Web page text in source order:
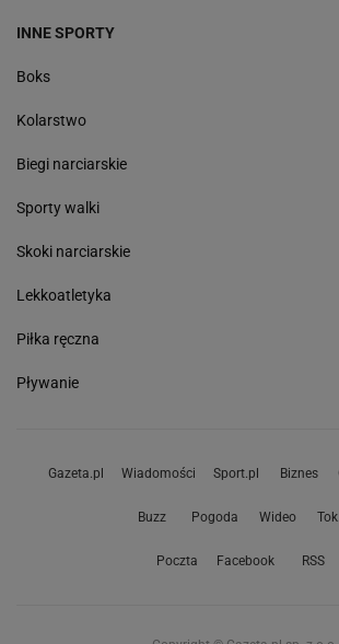
INNE SPORTY
Boks
Kolarstwo
Biegi narciarskie
Sporty walki
Skoki narciarskie
Lekkoatletyka
Piłka ręczna
Pływanie
Gazeta.pl Wiadomości Sport.pl Biznes
Buzz Pogoda Wideo
Poczta Facebook RSS